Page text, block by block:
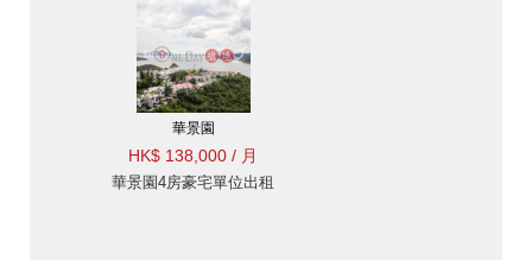
華景園
HK$ 138,000 / 月
華景園4房豪宅單位出租